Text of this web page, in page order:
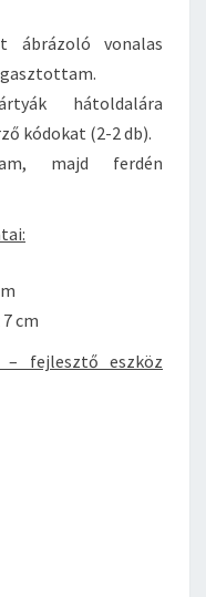
ábrázoló vonalas
hátoldalára
kódokat (2-2 db).
majd ferdén
cm
– fejlesztő eszköz